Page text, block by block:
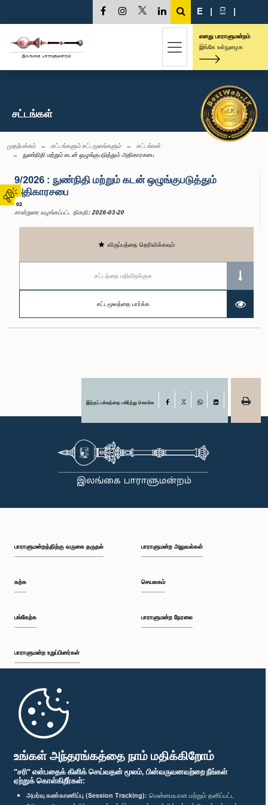
உங்கள் அந்தரங்கத்தை நாம் மதிக்கிறோம்
"சரி" என்பதைக் கிளிக் செய்வதன் மூலம், பின்வருவனவற்றை நீங்கள்
ஏற்றுக் கொள்கிறீர்கள்:
அமர்வு கண்காணிப்பு (Session Tracking): மென்மையான மற்றும் தனிப்பட்ட
02
E | සි |
எனது பாராளுமன்றம்
இங்கே உள்நுழைக
சட்டங்கள்
முதற்பக்கம் சட்டங்களும் சட்டமூலங்களும்
சட்டங்கள்
நுண்நிதி மற்றும் கடன் ஒழுங்குபடுத்தும் அதிகாரசபை
9/2026 : நுண்நிதி மற்றும் கடன் ஒழுங்குபடுத்தும்
அதிகாரசபை
சான்றுரை வழங்கப்பட்ட திகதி: 2026-03-20
விருப்பத்தை தெரிவிக்கவும்
சட்டத்தை பதிவிறக்குக
சட்டமூலத்தை பார்க்க
இந்தப் பக்கத்தை பகிர்ந்து கொள்க Facebook
பாராளுமன்றத்திற்கு வருகை தருதல்
கற்க
பங்கேற்க
பாராளுமன்ற உறுப்பினர்கள்
முதற்பக்கம்
பாராளுமன்ற அலுவல்கள்
செயலகம்
பாராளுமன்ற நேரலை
பாராளுமன்ற கையடக்க செயலி